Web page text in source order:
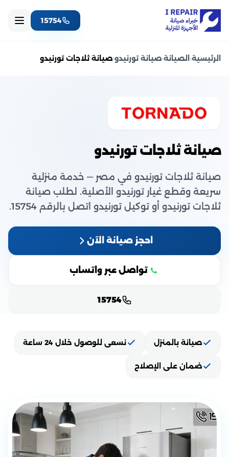
15754
الرئيسية‹ الصيانة‹صيانة تورنيدو‹صيانة ثلاجات تورنيدو
صيانة ثلاجات تورنيدو
صيانة ثلاجات تورنيدو في مصر — خدمة منزلية
سريعة وقطع غيار تورنيدو الأصلية. لطلب صيانة
ثلاجات تورنيدو أو توكيل تورنيدو اتصل بالرقم 15754.
احجز صيانة الآن
تواصل عبر واتساب
15754
صيانة بالمنزل نسعى للوصول خلال 24 ساعة
ضمان على الإصلاح